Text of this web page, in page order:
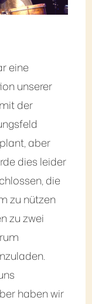
eine
unserer
der
aber
dies leider
die
zu nützen
zu zwei
haben wir